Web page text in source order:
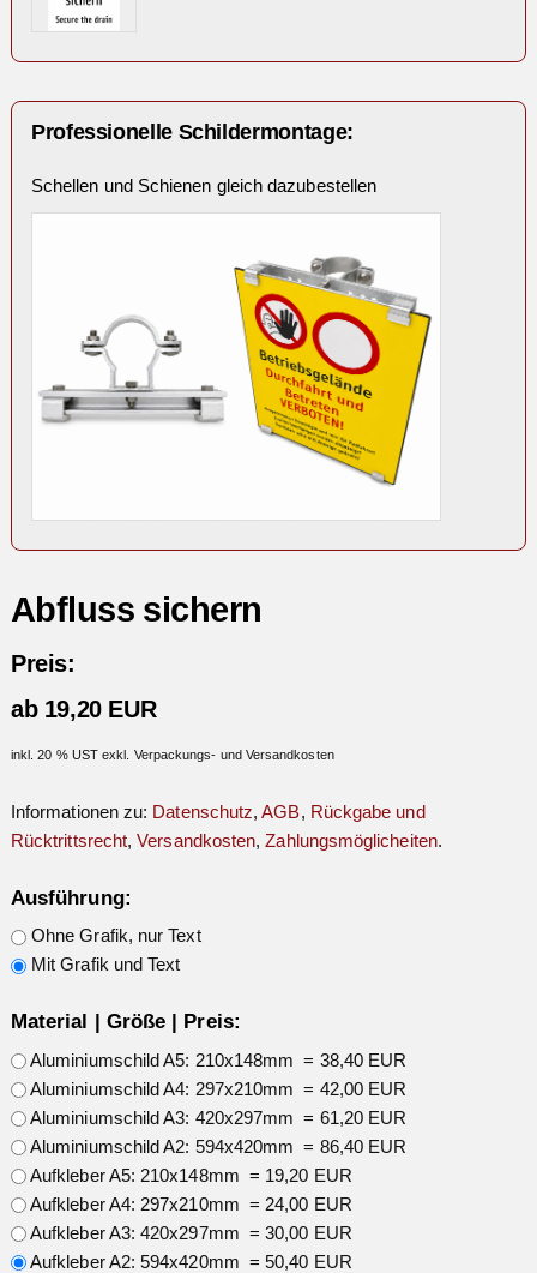
Professionelle Schildermontage:
Schellen und Schienen gleich dazubestellen
Abfluss sichern
Preis:
ab 19,20 EUR
inkl. 20 % UST exkl. Verpackungs- und Versandkosten
Informationen zu: Datenschutz,AGB, Rückgabe und
Rücktrittsrecht,Versandkosten,Zahlungsmöglicheiten.
Ausführung:
Ohne Grafik, nur Text
Mit Grafik und Text
Material | Größe | Preis:
Aluminiumschild A5: 210x148mm = 38,40 EUR
Aluminiumschild A4: 297x210mm = 42,00 EUR
Aluminiumschild A3: 420x297mm = 61,20 EUR
Aluminiumschild A2: 594x420mm = 86,40 EUR
Aufkleber A5: 210x148mm = 19,20 EUR
Aufkleber A4: 297x210mm = 24,00 EUR
Aufkleber A3: 420x297mm = 30,00 EUR
Aufkleber A2: 594x420mm = 50,40 EUR